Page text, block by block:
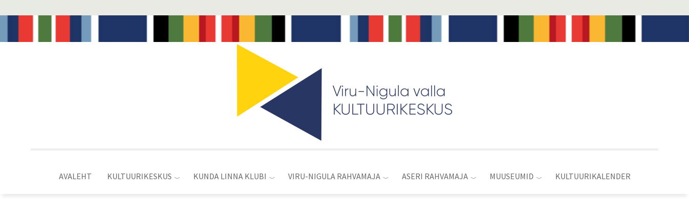
AVALEHT KULTUURIKESKUS KUNDA LINNA KLUBI VIRU-NIGULA RAHVAMAJA ASERI RAHVAMAJA MUUSEUMID KULTUURIKALENDER